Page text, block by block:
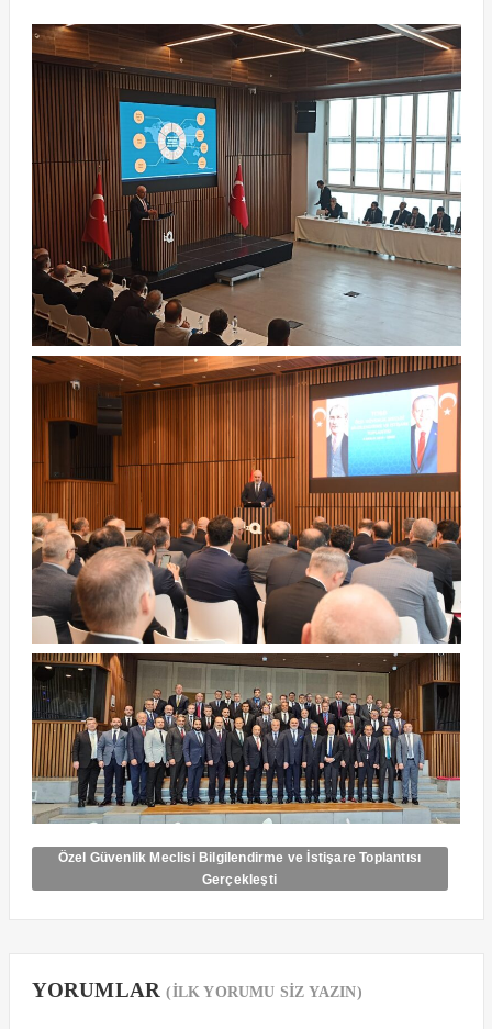
Özel Güvenlik Meclisi Bilgilendirme ve İstişare Toplantısı
Gerçekleşti
YORUMLAR(İLK YORUMU SİZ YAZIN)